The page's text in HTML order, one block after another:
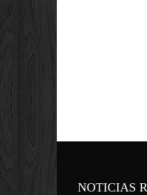
NOTICIAS